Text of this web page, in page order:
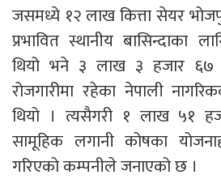
जसमध्ये १२ लाख कित्ता सेयर
प्रभावित स्थानीय बासिन्दाका
थियो भने ३ लाख ३ हजार ६७
रोजगारीमा रहेका नेपाली
थियो । त्यसैगरी १ लाख ५१
सामूहिक लगानी कोषका
गरिएको कम्पनीले जनाएको छ ।